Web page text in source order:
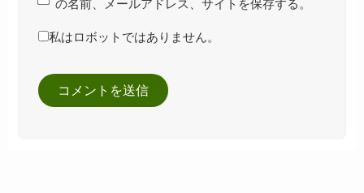
の名前、メールアドレス、サイトを保存する。
私はロボットではありません。